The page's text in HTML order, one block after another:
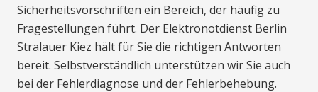
Sicherheitsvorschriften ein Bereich, der häufig zu
Fragestellungen führt. Der Elektronotdienst Berlin
Stralauer Kiez hält für Sie die richtigen Antworten
bereit. Selbstverständlich unterstützen wir Sie auch
bei der Fehlerdiagnose und der Fehlerbehebung.